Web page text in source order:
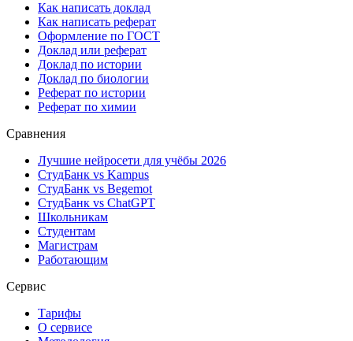
Как написать доклад
Как написать реферат
Оформление по ГОСТ
Доклад или реферат
Доклад по истории
Доклад по биологии
Реферат по истории
Реферат по химии
Сравнения
Лучшие нейросети для учёбы 2026
СтудБанк vs Kampus
СтудБанк vs Begemot
СтудБанк vs ChatGPT
Школьникам
Студентам
Магистрам
Работающим
Сервис
Тарифы
О сервисе